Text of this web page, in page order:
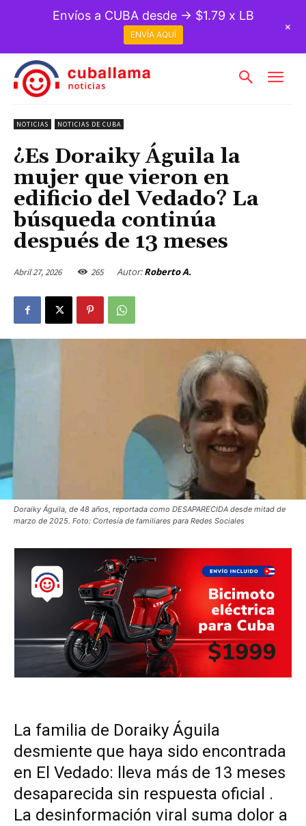
NOTICIAS NOTICIAS DE CUBA
¿Es Doraiky Águila la
mujer que vieron en
edificio del Vedado? La
búsqueda continúa
después de 13 meses
Abril 27, 2026 265 Autor: Roberto A.
Doraiky Águila, de 48 años, reportada como DESAPARECIDA desde mitad de
marzo de 2025. Foto: Cortesía de familiares para Redes Sociales
La familia de Doraiky Águila
desmiente que haya sido encontrada
en El Vedado: lleva más de 13 meses
desaparecida sin respuesta oficial .
La desinformación viral suma dolor a
Envíos a CUBA desde → $1.79 x LB
ENVÍA AQUÍ
+